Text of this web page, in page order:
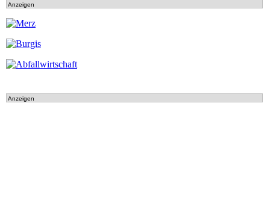
Anzeigen
Anzeigen